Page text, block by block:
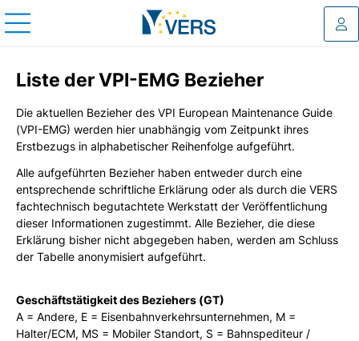
Liste der VPI-EMG Bezieher
Die aktuellen Bezieher des VPI European Maintenance Guide
(VPI-EMG) werden hier unabhängig vom Zeitpunkt ihres
Erstbezugs in alphabetischer Reihenfolge aufgeführt.
Alle aufgeführten Bezieher haben entweder durch eine
entsprechende schriftliche Erklärung oder als durch die VERS
fachtechnisch begutachtete Werkstatt der Veröffentlichung
dieser Informationen zugestimmt. Alle Bezieher, die diese
Erklärung bisher nicht abgegeben haben, werden am Schluss
der Tabelle anonymisiert aufgeführt.
Geschäftstätigkeit des Beziehers (GT)
A = Andere, E = Eisenbahnverkehrsunternehmen, M =
Halter/ECM, MS = Mobiler Standort, S = Bahnspediteur /